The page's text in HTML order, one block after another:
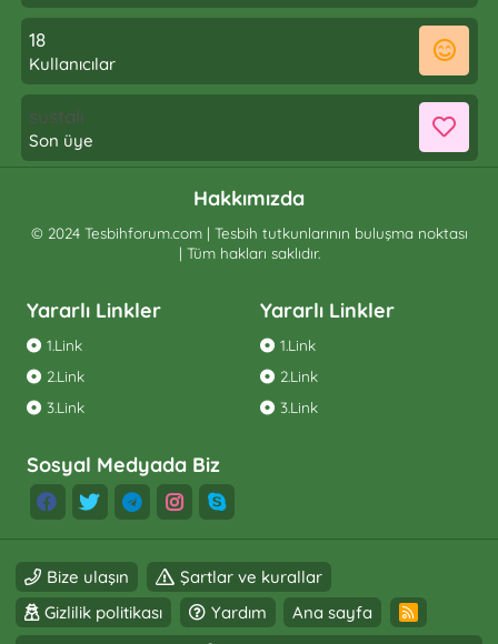
18
Kullanıcılar
sustalı
Son üye
Hakkımızda
© 2024 Tesbihforum.com | Tesbih tutkunlarının buluşma noktası
| Tüm hakları saklıdır.
Yararlı Linkler
1.Link
2.Link
3.Link
Yararlı Linkler
1.Link
2.Link
3.Link
Sosyal Medyada Biz
Bize ulaşın
Şartlar ve kurallar
Gizlilik politikası
Yardım Ana sayfa
S